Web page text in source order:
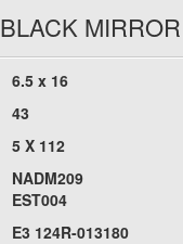
BLACK MIRROR
6.5 x 16
43
5 X 112
NADM209
EST004
E3 124R-013180